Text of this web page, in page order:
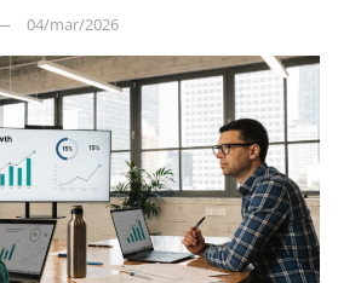
04/mar/2026